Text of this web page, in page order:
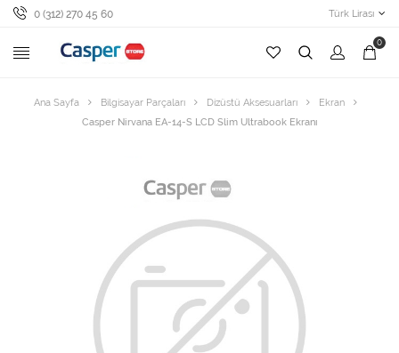
0 (312) 270 45 60 Türk Lirası
0
Ana Sayfa Bilgisayar Parçaları Dizüstü Aksesuarları
Ekran
Casper Nirvana EA-14-S LCD Slim Ultrabook Ekranı